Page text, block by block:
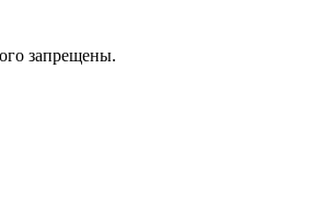
запрещены.